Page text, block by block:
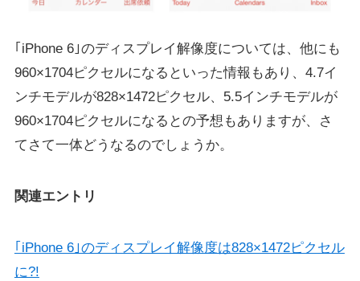
｢iPhone 6｣のディスプレイ解像度については、他にも
960×1704ピクセルになるといった情報もあり、4.7イ
ンチモデルが828×1472ピクセル、5.5インチモデルが
960×1704ピクセルになるとの予想もありますが、さ
てさて一体どうなるのでしょうか。
関連エントリ
｢iPhone 6｣のディスプレイ解像度は828×1472ピクセル
に?!